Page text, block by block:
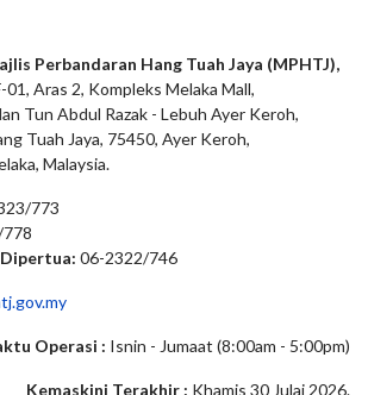
Perbandaran Hang Tuah Jaya (MPHTJ),
01, Aras 2, Kompleks Melaka Mall,
Tun Abdul Razak - Lebuh Ayer Keroh,
Tuah Jaya, 75450, Ayer Keroh,
Malaysia.
773
Dipertua: 06-2322/746
Operasi : Isnin - Jumaat (8:00am - 5:00pm)
Kemaskini Terakhir : Khamis 30 Julai 2026.